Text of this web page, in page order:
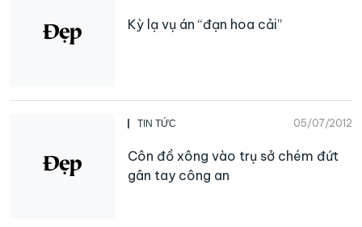
Kỳ lạ vụ án “đạn hoa cải”
TIN TỨC 05/07/2012
Côn đồ xông vào trụ sở chém đứt
gân tay công an